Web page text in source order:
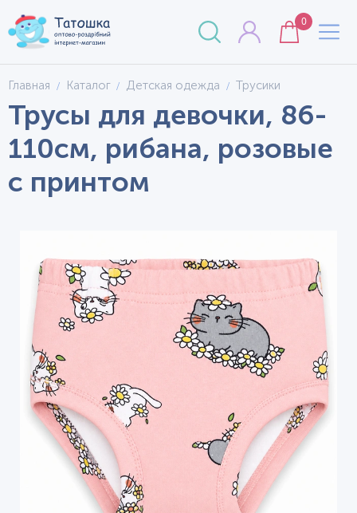
0
Главная Каталог Детская одежда Трусики
Трусы для девочки, 86-
110см, рибана, розовые
с принтом